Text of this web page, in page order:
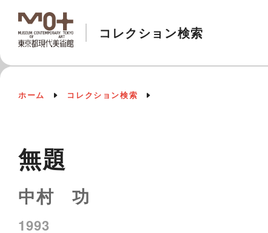
コレクション検索
ホーム コレクション検索
無題
中村 功
1993